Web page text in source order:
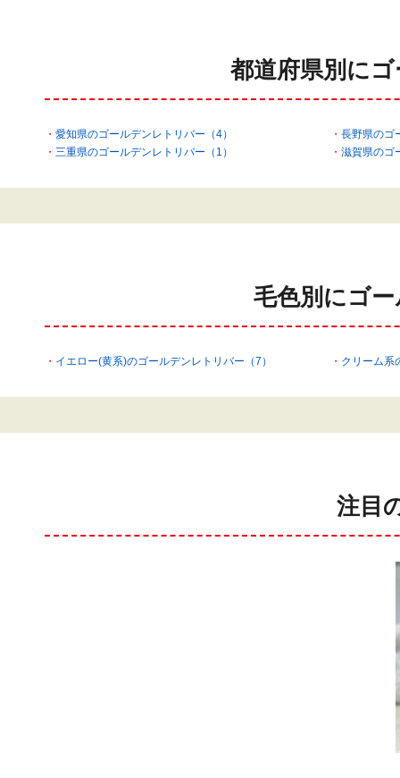
都道府県別に
愛知県のゴールデンレトリバー（4）
長野県のゴ
三重県のゴールデンレトリバー（1）
滋賀県のゴ
毛色別にゴ
イエロー(黄系)のゴールデンレトリバー（7） クリーム系
注目